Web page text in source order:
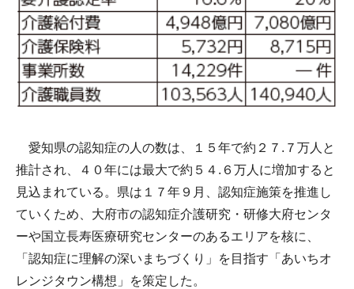
愛知県の認知症の人の数は、１５年で約２７.７万人と
推計され、４０年には最大で約５４.６万人に増加すると
見込まれている。県は１７年９月、認知症施策を推進し
ていくため、大府市の認知症介護研究・研修大府センタ
ーや国立長寿医療研究センターのあるエリアを核に、
「認知症に理解の深いまちづくり」を目指す「あいちオ
レンジタウン構想」を策定した。